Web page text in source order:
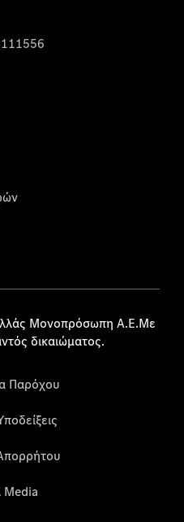
Μονοπρόσωπη Α.Ε.Με
δικαιώματος.
Παρόχου
Media